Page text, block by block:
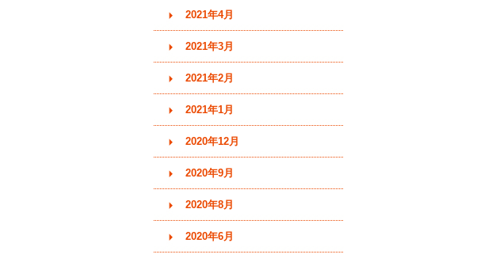
2021年4月
2021年3月
2021年2月
2021年1月
2020年12月
2020年9月
2020年8月
2020年6月